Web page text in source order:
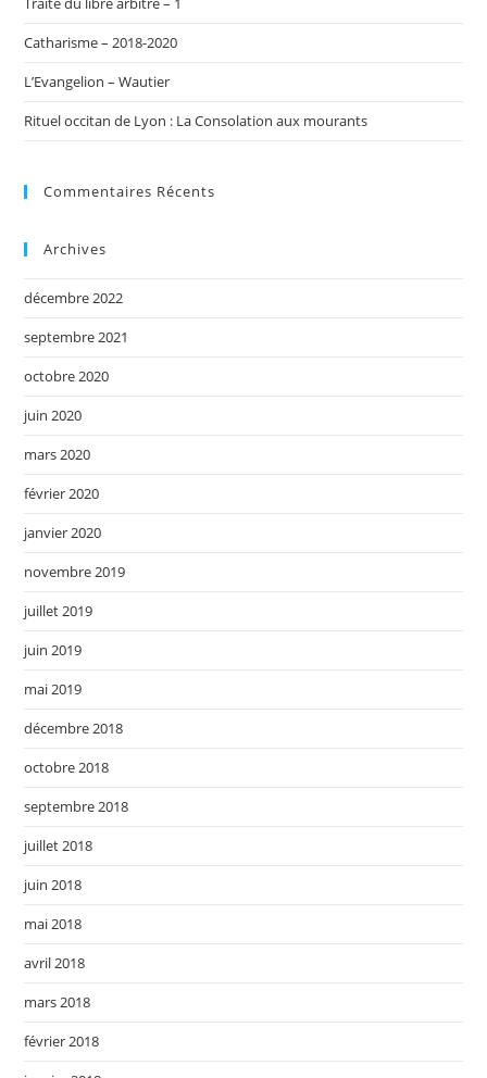
Catharisme – 2018-2020
L’Evangelion – Wautier
Rituel occitan de Lyon : La Consolation aux mourants
Commentaires Récents
Archives
décembre 2022
septembre 2021
octobre 2020
juin 2020
mars 2020
février 2020
janvier 2020
novembre 2019
juillet 2019
juin 2019
mai 2019
décembre 2018
octobre 2018
septembre 2018
juillet 2018
juin 2018
mai 2018
avril 2018
mars 2018
février 2018